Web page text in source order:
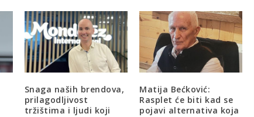
Snaga naših brendova,
prilagodljivost
tržištima i ljudi koji
Matija Bećković:
Rasplet će biti kad se
pojavi alternativa koja